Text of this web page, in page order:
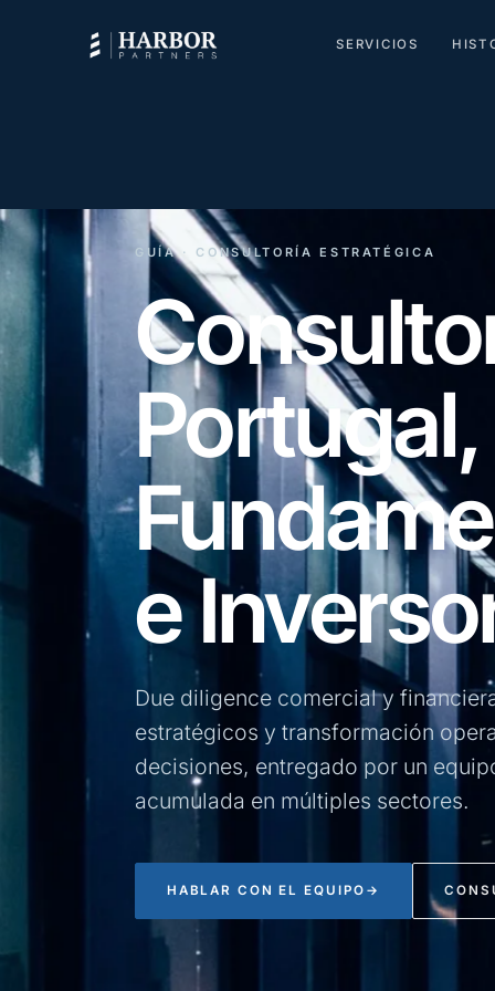
SERVICIOS
GUÍA · CONSULTORÍA ESTRATÉGICA
e
Due diligence comercial y
estratégicos y transformación
decisiones, entregado por un
acumulada en múltiples sectores.
HABLAR CON EL EQUIPO →